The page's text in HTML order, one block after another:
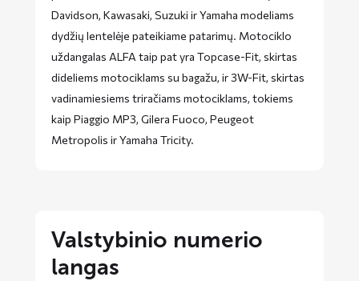
Davidson, Kawasaki, Suzuki ir Yamaha modeliams
dydžių lentelėje pateikiame patarimų. Motociklo
uždangalas ALFA taip pat yra Topcase-Fit, skirtas
dideliems motociklams su bagažu, ir 3W-Fit, skirtas
vadinamiesiems triračiams motociklams, tokiems
kaip Piaggio MP3, Gilera Fuoco, Peugeot
Metropolis ir Yamaha Tricity.
Valstybinio numerio
langas